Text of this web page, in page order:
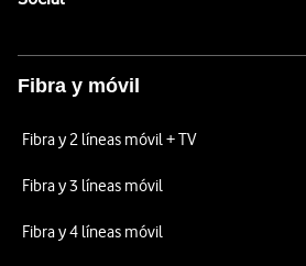
Fibra y móvil
Fibra y 2 líneas móvil + TV
Fibra y 3 líneas móvil
Fibra y 4 líneas móvil